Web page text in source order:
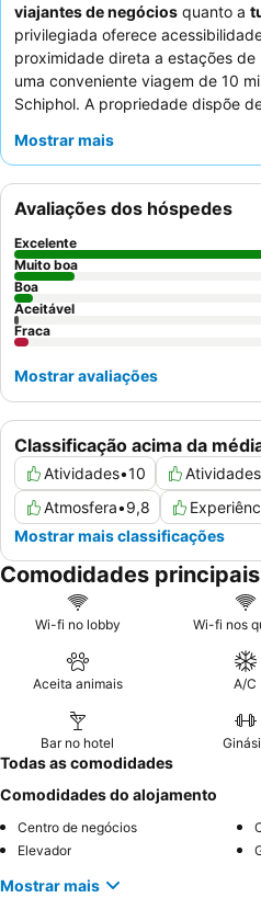
viajantes de negócios quanto a
privilegiada oferece
proximidade direta a estações
uma conveniente viagem de 10
Schiphol. A propriedade dispõe
modernas. Os hóspedes elogiam
variado, que inclui opções
experiência única, considere
quarto em troca de um
Mostrar mais
Classificação acima da
Atividades•10
Atmosfera•9,8
Mostrar mais classificações
Avaliações dos hóspedes
Excelente
Muito boa
Boa
Aceitável
Fraca
Mostrar avaliações
Comodidades
Wi-fi no lobby Wi-fi nos
Aceita animais A/C
Bar no hotel
Todas as comodidades
Comodidades do alojamento
Centro de negócios
Elevador
Mostrar mais